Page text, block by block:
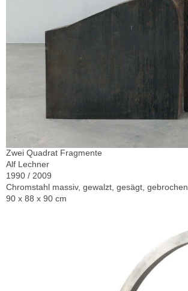
Zwei Quadrat Fragmente
Alf Lechner
1990 / 2009
Chromstahl massiv, gewalzt, gesägt, gebrochen
90 x 88 x 90 cm